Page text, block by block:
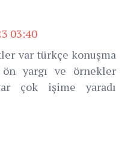
03:40
var türkçe konuşma
ön yargı ve örnekler
çok işime yaradı